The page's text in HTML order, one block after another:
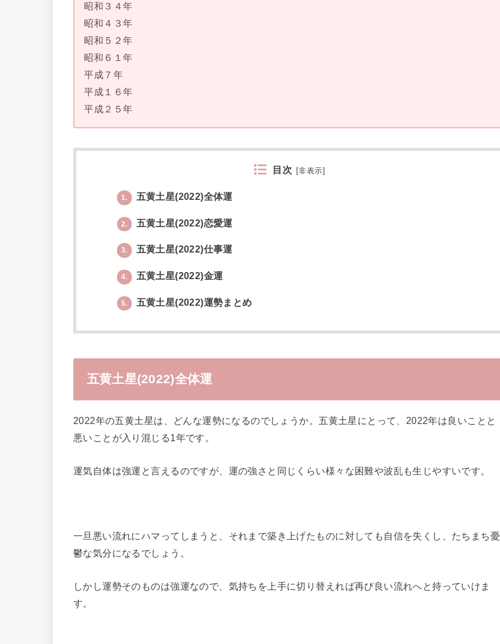
昭和３４年
昭和４３年
昭和５２年
昭和６１年
平成７年
平成１６年
平成２５年
目次 [非表示
1. 五黄土星(2022)全体運
2. 五黄土星(2022)恋愛運
3. 五黄土星(2022)仕事運
4. 五黄土星(2022)金運
5. 五黄土星(2022)運勢まとめ
五黄土星(2022)全体運
2022年の五黄土星は、どんな運勢になるのでしょうか。五黄土星にとって、2022年は良いことと
悪いことが入り混じる1年です。
運気自体は強運と言えるのですが、運の強さと同じくらい様々な困難や波乱も生じやすいです。
一旦悪い流れにハマってしまうと、それまで築き上げたものに対しても自信を失くし、たちまち憂
鬱な気分になるでしょう。
しかし運勢そのものは強運なので、気持ちを上手に切り替えれば再び良い流れへと持っていけま
す。